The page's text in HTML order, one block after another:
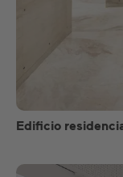
Edificio